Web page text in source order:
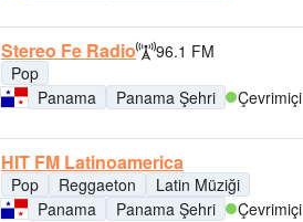
Stereo Fe Radio
96.1 FM
Pop
Panama
Panama Şehri Çevrimiçi
HIT FM Latinoamerica
Pop Reggaeton
Latin Müziği
Panama
Panama Şehri Çevrimiçi